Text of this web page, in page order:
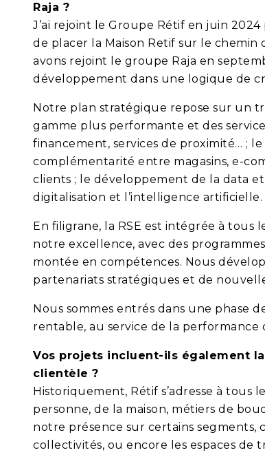
Raja ?
J’ai rejoint le Groupe Rétif en juin
de placer la Maison Retif sur le chemin
avons rejoint le groupe Raja en
développement dans une logique de
Notre plan stratégique repose sur un
gamme plus performante et des
financement, services de proximité… ;
complémentarité entre magasins, e-
clients ; le développement de la data
digitalisation et l’intelligence artificielle.
En filigrane, la RSE est intégrée à tous
notre excellence, avec des
montée en compétences. Nous
partenariats stratégiques et de
Nous sommes entrés dans une phase
rentable, au service de la performance
Vos projets incluent-ils également
clientèle ?
Historiquement, Rétif s’adresse à
personne, de la maison, métiers de
notre présence sur certains segments,
collectivités, ou encore les espaces de